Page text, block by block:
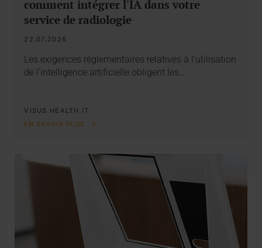
comment intégrer l'IA dans votre
service de radiologie
22.07.2026
Les exigences réglementaires relatives à l'utilisation
de l'intelligence artificielle obligent les…
VISUS HEALTH IT
EN SAVOIR PLUS